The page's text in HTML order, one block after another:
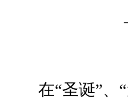
在“圣诞”、